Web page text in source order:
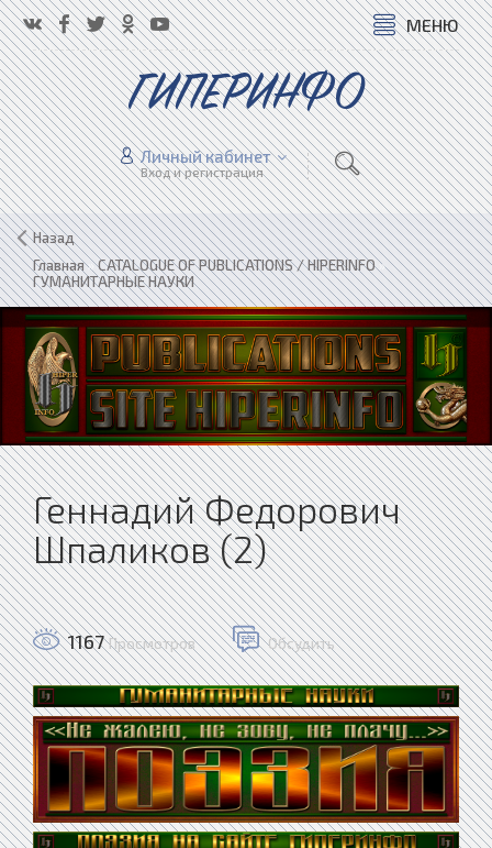
МЕНЮ
ГИПЕРИНФО
Личный кабинет
Вход и регистрация
Назад
Главная»CATALOGUE OF PUBLICATIONS / HIPERINFO»
ГУМАНИТАРНЫЕ НАУКИ
Геннадий Федорович
Шпаликов (2)
1167 Просмотров Обсудить